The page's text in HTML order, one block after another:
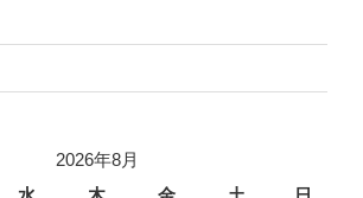
2026年8月